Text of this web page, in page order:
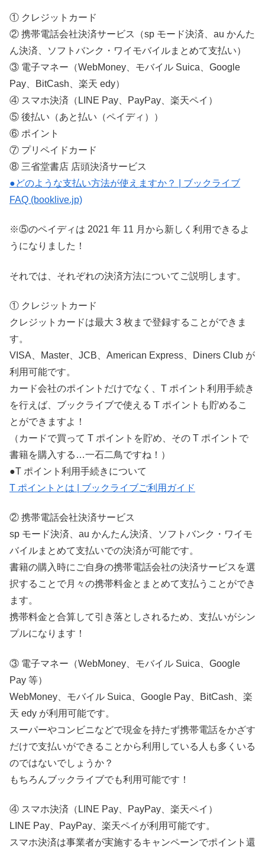
① クレジットカード
② 携帯電話会社決済サービス（sp モード決済、au かんた
ん決済、ソフトバンク・ワイモバイルまとめて支払い）
③ 電子マネー（WebMoney、モバイル Suica、Google
Pay、BitCash、楽天 edy）
④ スマホ決済（LINE Pay、PayPay、楽天ペイ）
⑤ 後払い（あと払い（ペイディ））
⑥ ポイント
⑦ プリペイドカード
⑧ 三省堂書店 店頭決済サービス
●どのような支払い方法が使えますか？ | ブックライブ
FAQ (booklive.jp)
※⑤のペイディは 2021 年 11 月から新しく利用できるよ
うになりました！
それでは、それぞれの決済方法についてご説明します。
① クレジットカード
クレジットカードは最大 3 枚まで登録することができま
す。
VISA、Master、JCB、American Express、Diners Club が
利用可能です。
カード会社のポイントだけでなく、T ポイント利用手続き
を行えば、ブックライブで使える T ポイントも貯めるこ
とができますよ！
（カードで買って T ポイントを貯め、その T ポイントで
書籍を購入する…一石二鳥ですね！）
●T ポイント利用手続きについて
T ポイントとは | ブックライブご利用ガイド
② 携帯電話会社決済サービス
sp モード決済、au かんたん決済、ソフトバンク・ワイモ
バイルまとめて支払いでの決済が可能です。
書籍の購入時にご自身の携帯電話会社の決済サービスを選
択することで月々の携帯料金とまとめて支払うことができ
ます。
携帯料金と合算して引き落としされるため、支払いがシン
プルになります！
③ 電子マネー（WebMoney、モバイル Suica、Google
Pay 等）
WebMoney、モバイル Suica、Google Pay、BitCash、楽
天 edy が利用可能です。
スーパーやコンビニなどで現金を持たず携帯電話をかざす
だけで支払いができることから利用している人も多くいる
のではないでしょうか？
もちろんブックライブでも利用可能です！
④ スマホ決済（LINE Pay、PayPay、楽天ペイ）
LINE Pay、PayPay、楽天ペイが利用可能です。
スマホ決済は事業者が実施するキャンペーンでポイント還